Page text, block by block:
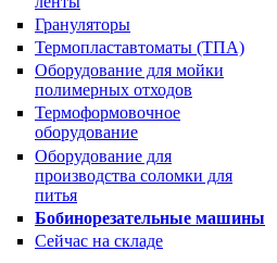
Пакетоделательная машина
Грануляторы
Термопластавтоматы (ТПА)
Оборудование для мойки
полимерных отходов
Термоформовочное
оборудование
Оборудование для
производства соломки для
питья
Бобинорезательные машины
Сейчас на складе